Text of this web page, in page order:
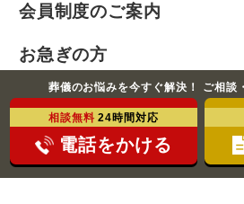
葬儀のお悩みを今すぐ解決！ ご相談
相談無料 24時間対応
電話をかける
会員制度のご案内
お急ぎの方
©2021-2026 ふじみ式典株式会